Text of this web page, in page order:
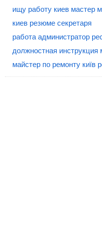
ищу работу киев мастер
киев резюме секретаря
работа администратор
должностная инструкция
майстер по ремонту київ